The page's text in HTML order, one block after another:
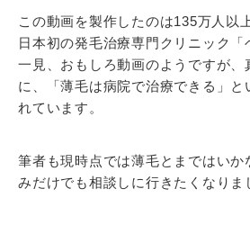
この動画を製作したのは135万人以
日本初の発毛治療専門クリニック「
一見、おもしろ動画のようですが、
に、「薄毛は病院で治療できる」と
れています。
筆者も現時点では薄毛とまではいか
みだけでも相談しに行きたくなりま